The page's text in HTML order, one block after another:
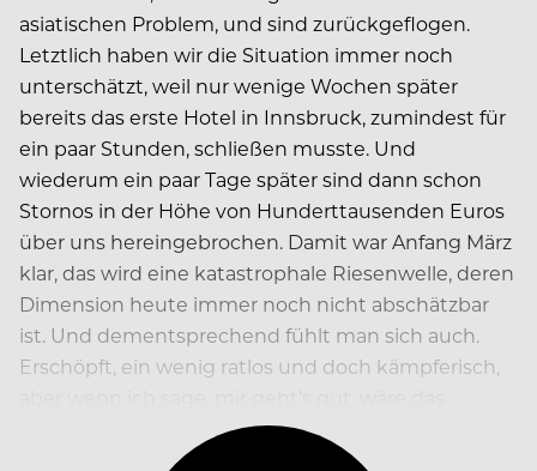
asiatischen Problem, und sind zurückgeflogen.
Letztlich haben wir die Situation immer noch
unterschätzt, weil nur wenige Wochen später
bereits das erste Hotel in Innsbruck, zumindest für
ein paar Stunden, schließen musste. Und
wiederum ein paar Tage später sind dann schon
Stornos in der Höhe von Hunderttausenden Euros
über uns hereingebrochen. Damit war Anfang März
klar, das wird eine katastrophale Riesenwelle, deren
Dimension heute immer noch nicht abschätzbar
ist. Und dementsprechend fühlt man sich auch.
Erschöpft, ein wenig ratlos und doch kämpferisch,